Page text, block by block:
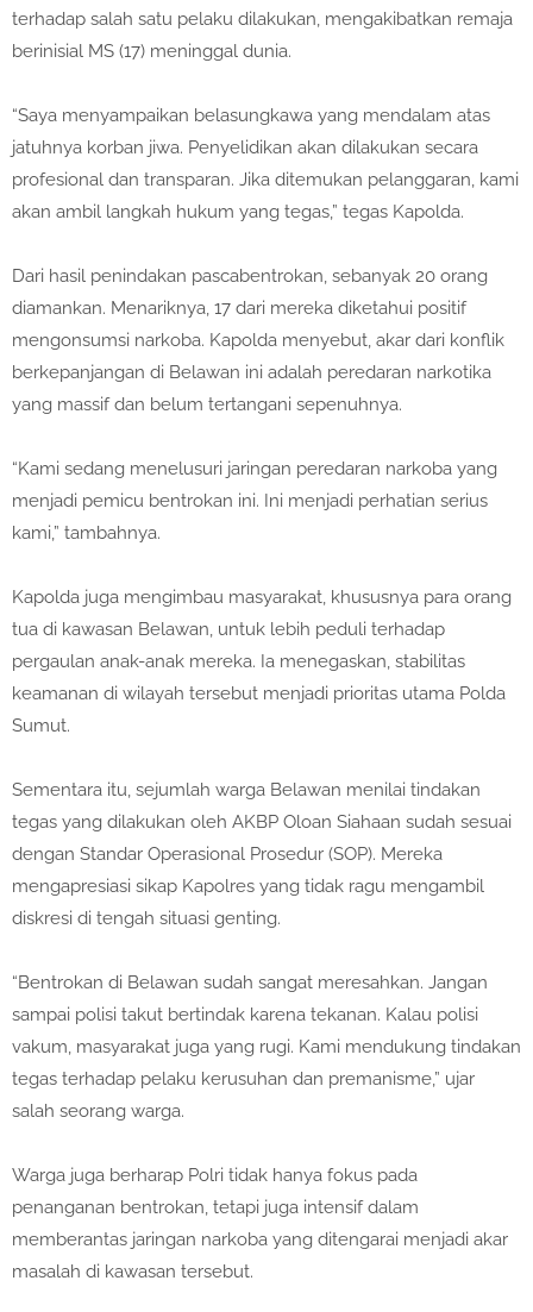
terhadap salah satu pelaku dilakukan, mengakibatkan remaja
berinisial MS (17) meninggal dunia.
“Saya menyampaikan belasungkawa yang mendalam atas
jatuhnya korban jiwa. Penyelidikan akan dilakukan secara
profesional dan transparan. Jika ditemukan pelanggaran, kami
akan ambil langkah hukum yang tegas,” tegas Kapolda.
Dari hasil penindakan pascabentrokan, sebanyak 20 orang
diamankan. Menariknya, 17 dari mereka diketahui positif
mengonsumsi narkoba. Kapolda menyebut, akar dari konflik
berkepanjangan di Belawan ini adalah peredaran narkotika
yang massif dan belum tertangani sepenuhnya.
“Kami sedang menelusuri jaringan peredaran narkoba yang
menjadi pemicu bentrokan ini. Ini menjadi perhatian serius
kami,” tambahnya.
Kapolda juga mengimbau masyarakat, khususnya para orang
tua di kawasan Belawan, untuk lebih peduli terhadap
pergaulan anak-anak mereka. Ia menegaskan, stabilitas
keamanan di wilayah tersebut menjadi prioritas utama Polda
Sumut.
Sementara itu, sejumlah warga Belawan menilai tindakan
tegas yang dilakukan oleh AKBP Oloan Siahaan sudah sesuai
dengan Standar Operasional Prosedur (SOP). Mereka
mengapresiasi sikap Kapolres yang tidak ragu mengambil
diskresi di tengah situasi genting.
“Bentrokan di Belawan sudah sangat meresahkan. Jangan
sampai polisi takut bertindak karena tekanan. Kalau polisi
vakum, masyarakat juga yang rugi. Kami mendukung tindakan
tegas terhadap pelaku kerusuhan dan premanisme,” ujar
salah seorang warga.
Warga juga berharap Polri tidak hanya fokus pada
penanganan bentrokan, tetapi juga intensif dalam
memberantas jaringan narkoba yang ditengarai menjadi akar
masalah di kawasan tersebut.